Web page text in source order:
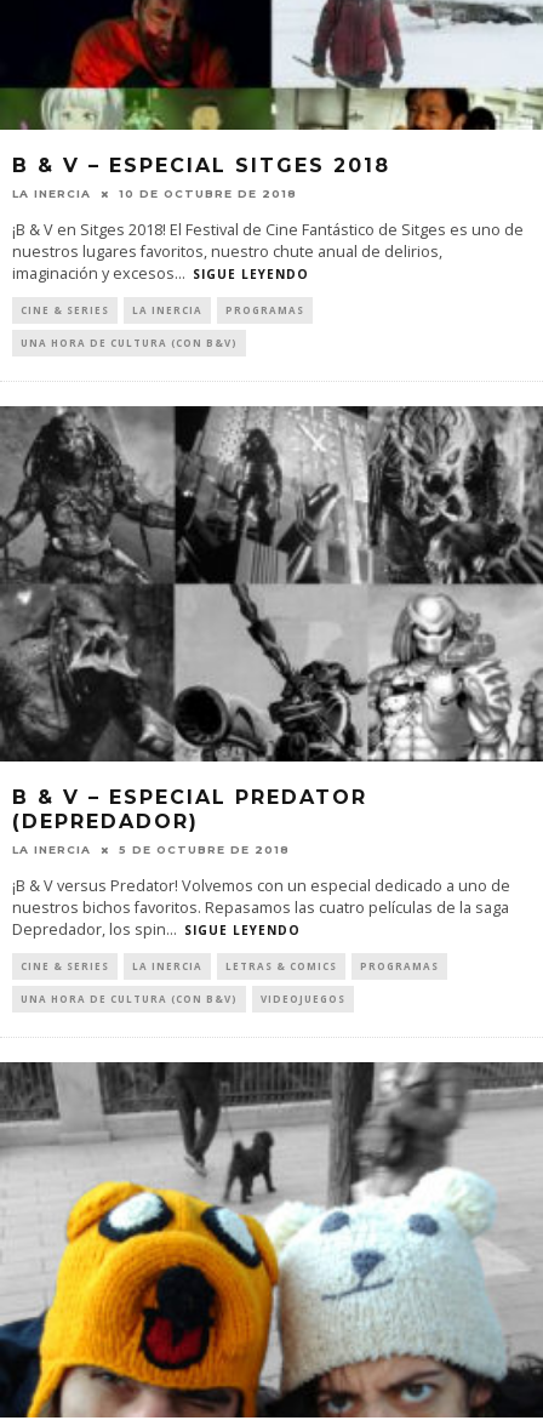
B & V – ESPECIAL SITGES 2018
LA INERCIA 10 DE OCTUBRE DE 2018
¡B & V en Sitges 2018! El Festival de Cine Fantástico de Sitges es uno de
nuestros lugares favoritos, nuestro chute anual de delirios,
imaginación y excesos... SIGUE LEYENDO
CINE & SERIES LA INERCIA PROGRAMAS
UNA HORA DE CULTURA (CON B&V)
B & V – ESPECIAL PREDATOR
(DEPREDADOR)
LA INERCIA 5 DE OCTUBRE DE 2018
¡B & V versus Predator! Volvemos con un especial dedicado a uno de
nuestros bichos favoritos. Repasamos las cuatro películas de la saga
Depredador, los spin... SIGUE LEYENDO
CINE & SERIES LA INERCIA LETRAS & COMICS PROGRAMAS
UNA HORA DE CULTURA (CON B&V) VIDEOJUEGOS